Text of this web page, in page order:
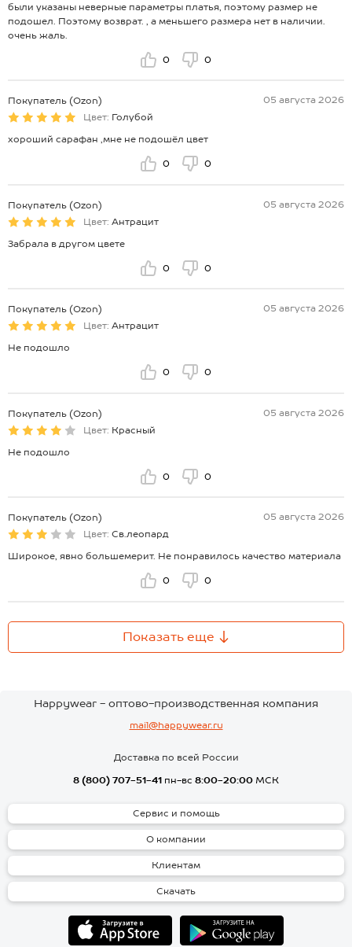
были указаны неверные параметры платья, поэтому размер не
подошел. Поэтому возврат. , а меньшего размера нет в наличии.
очень жаль.
0 0
Покупатель (Ozon)
05 августа 2026
Цвет: Голубой
хороший сарафан ,мне не подошёл цвет
0 0
Покупатель (Ozon)
05 августа 2026
Цвет: Антрацит
Забрала в другом цвете
0 0
Покупатель (Ozon)
05 августа 2026
Цвет: Антрацит
Не подошло
0 0
Покупатель (Ozon)
05 августа 2026
Цвет: Красный
Не подошло
0 0
Покупатель (Ozon)
05 августа 2026
Цвет: Св.леопард
Широкое, явно большемерит. Не понравилось качество материала
0 0
Показать еще
Happywear - оптово-производственная компания
mail@happywear.ru
Доставка по всей России
8 (800) 707-51-41 пн-вс 8:00-20:00 МСК
Сервис и помощь
О компании
Клиентам
Скачать